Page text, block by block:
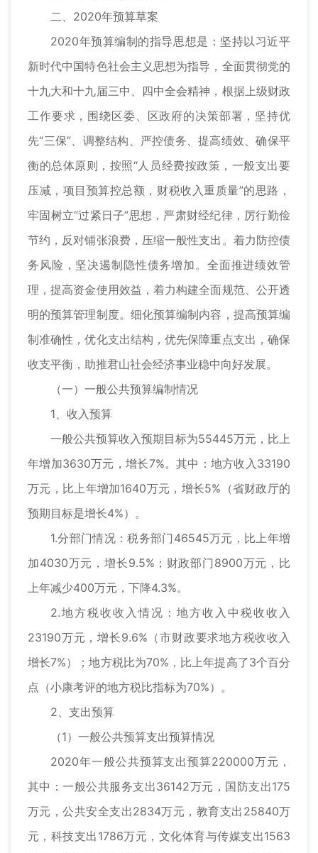
二、2020年预算草案
2020年预算编制的指导思想是：坚持以习近平
新时代中国特色社会主义思想为指导，全面贯彻党的
十九大和十九届三中、四中全会精神，根据上级财政
工作要求，围绕区委、区政府的决策部署，坚持优
先“三保”、调整结构、严控债务、提高绩效、确保平
衡的总体原则，按照“人员经费按政策，一般支出要
压减，项目预算控总额，财税收入重质量”的思路，
牢固树立“过紧日子”思想，严肃财经纪律，厉行勤俭
节约，反对铺张浪费，压缩一般性支出。着力防控债
务风险，坚决遏制隐性债务增加。全面推进绩效管
理，提高资金使用效益，着力构建全面规范、公开透
明的预算管理制度。细化预算编制内容，提高预算编
制准确性，优化支出结构，优先保障重点支出，确保
收支平衡，助推君山社会经济事业稳中向好发展。
（一）一般公共预算编制情况
1、收入预算
一般公共预算收入预期目标为55445万元，比上
年增加3630万元，增长7%。其中：地方收入33190
万元，比上年增加1640万元，增长5%（省财政厅的
预期目标是增长4%）。
1.分部门情况：税务部门46545万元，比上年增
加4030万元，增长9.5%；财政部门8900万元，比
上年减少400万元，下降4.3%。
2.地方税收收入情况：地方收入中税收收入
23190万元，增长9.6%（市财政要求地方税收收入
增长7%）；地方税比为70%，比上年提高了3个百分
点（小康考评的地方税比指标为70%）。
2、支出预算
（1）一般公共预算支出预算情况
2020年一般公共预算支出预算220000万元，
其中：一般公共服务支出36142万元，国防支出175
万元，公共安全支出2834万元，教育支出25840万
元，科技支出1786万元，文化体育与传媒支出1563